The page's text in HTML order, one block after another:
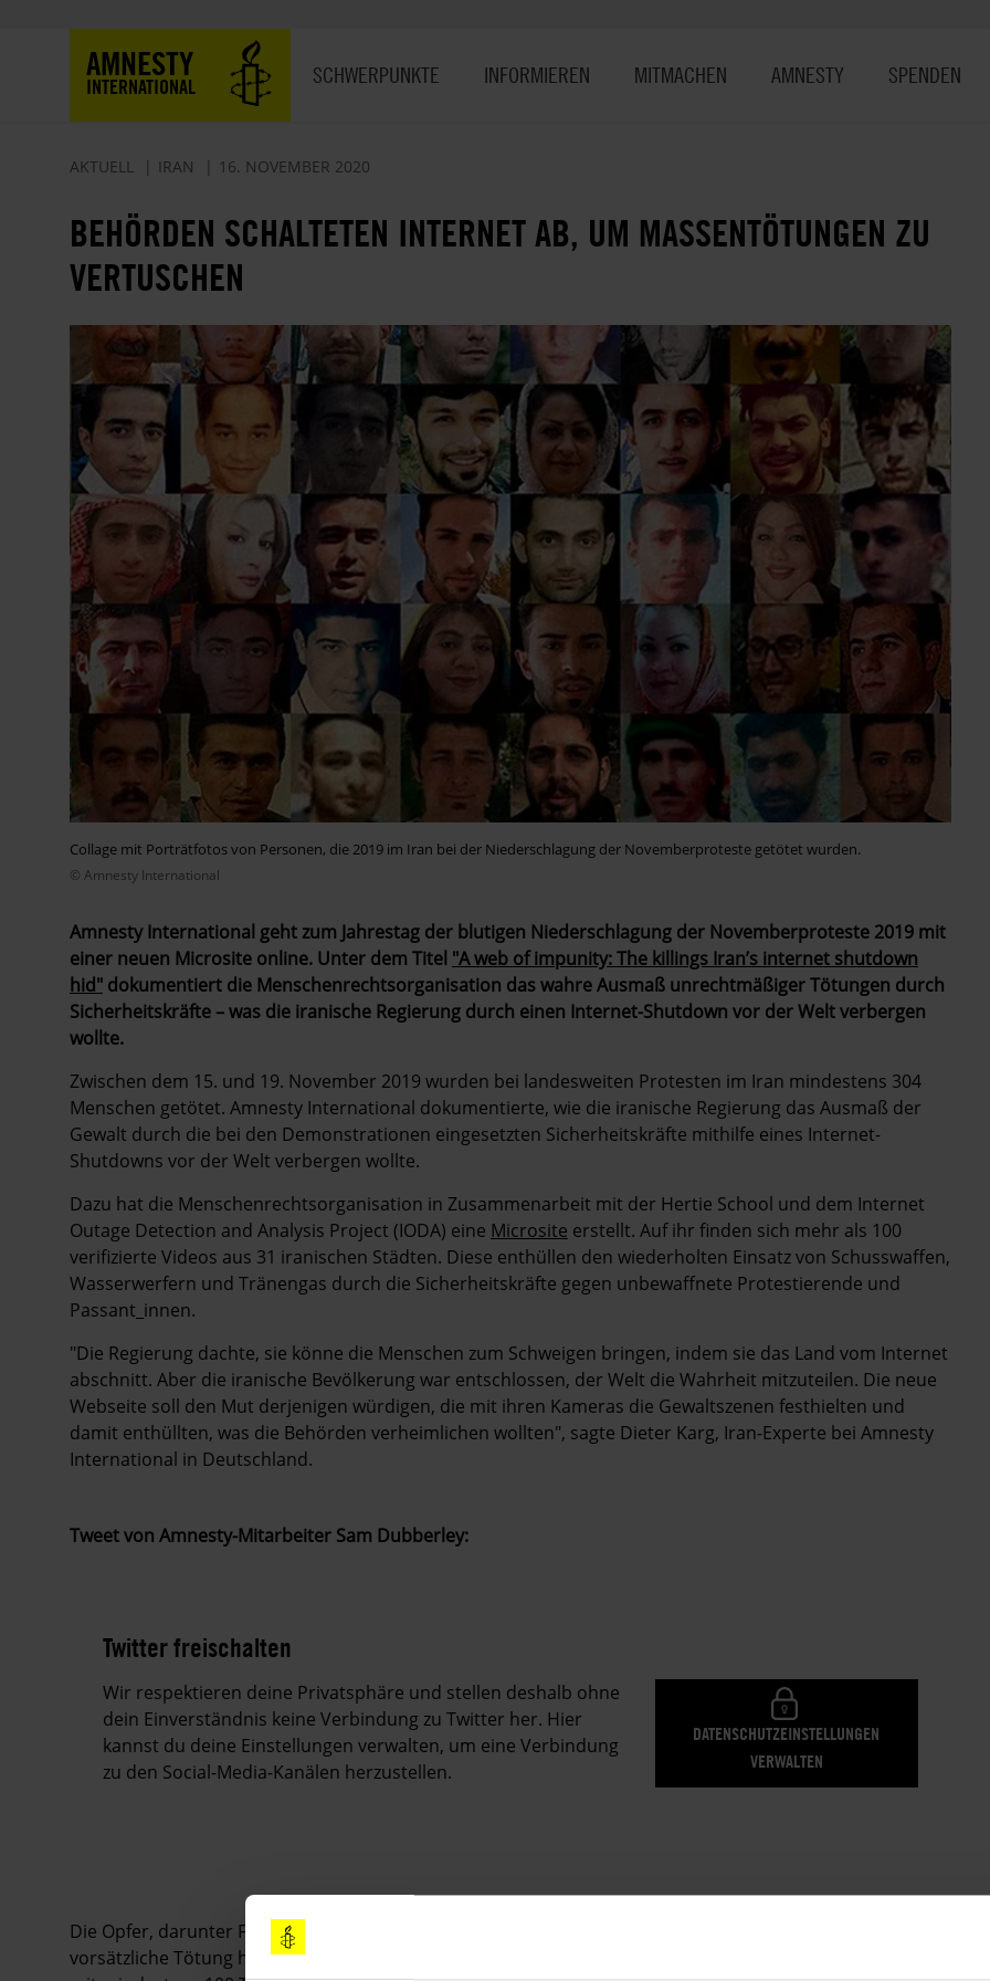
AMNESTY
INTERNATIONAL SCHWERPUNKTE INFORMIEREN MITMACHEN AMNESTY SPENDEN
AKTUELL IRAN 16. NOVEMBER 2020
BEHÖRDEN SCHALTETEN INTERNET AB, UM MASSENTÖTUNGEN ZU
VERTUSCHEN
Collage mit Porträtfotos von Personen, die 2019 im Iran bei der Niederschlagung der Novemberproteste getötet wurden.
© Amnesty International
Amnesty International geht zum Jahrestag der blutigen Niederschlagung der Novemberproteste 2019 mit
einer neuen Microsite online. Unter dem Titel "A web of impunity: The killings Iran’s internet shutdown
hid" dokumentiert die Menschenrechtsorganisation das wahre Ausmaß unrechtmäßiger Tötungen durch
Sicherheitskräfte – was die iranische Regierung durch einen Internet-Shutdown vor der Welt verbergen
wollte.
Zwischen dem 15. und 19. November 2019 wurden bei landesweiten Protesten im Iran mindestens 304
Menschen getötet. Amnesty International dokumentierte, wie die iranische Regierung das Ausmaß der
Gewalt durch die bei den Demonstrationen eingesetzten Sicherheitskräfte mithilfe eines Internet-
Shutdowns vor der Welt verbergen wollte.
Dazu hat die Menschenrechtsorganisation in Zusammenarbeit mit der Hertie School und dem Internet
Outage Detection and Analysis Project (IODA) eine Microsite erstellt. Auf ihr finden sich mehr als 100
verifizierte Videos aus 31 iranischen Städten. Diese enthüllen den wiederholten Einsatz von Schusswaffen,
Wasserwerfern und Tränengas durch die Sicherheitskräfte gegen unbewaffnete Protestierende und
Passant_innen.
"Die Regierung dachte, sie könne die Menschen zum Schweigen bringen, indem sie das Land vom Internet
abschnitt. Aber die iranische Bevölkerung war entschlossen, der Welt die Wahrheit mitzuteilen. Die neue
Webseite soll den Mut derjenigen würdigen, die mit ihren Kameras die Gewaltszenen festhielten und
damit enthüllten, was die Behörden verheimlichen wollten", sagte Dieter Karg, Iran-Experte bei Amnesty
International in Deutschland.
Tweet von Amnesty-Mitarbeiter Sam Dubberley:
Twitter freischalten
Wir respektieren deine Privatsphäre und stellen deshalb ohne
dein Einverständnis keine Verbindung zu Twitter her. Hier
kannst du deine Einstellungen verwalten, um eine Verbindung
zu den Social-Media-Kanälen herzustellen.
DATENSCHUTZEINSTELLUNGEN
VERWALTEN
Die Opfer, darunter Frauen und Kinder, starben meist durch Schüsse in Kopf oder Brust, was auf eine
vorsätzliche Tötung hindeutet. Der 16. November 2019, der zweite Tag der Proteste, war der tödlichste